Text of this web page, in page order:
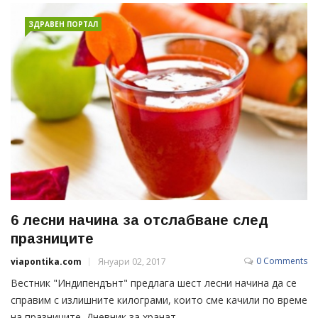
ЗДРАВЕН ПОРТАЛ
6 лесни начина за отслабване след
празниците
viapontika.com Януари 02, 2017 0 Comments
Вестник "Индипендънт" предлага шест лесни начина да се
справим с излишните килограми, които сме качили по време